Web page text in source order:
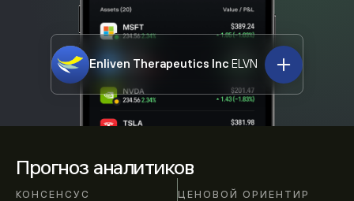
Прогноз аналитиков
КОНСЕНСУС ЦЕНОВОЙ ОРИЕНТИР
Enliven Therapeutics Inc ELVN